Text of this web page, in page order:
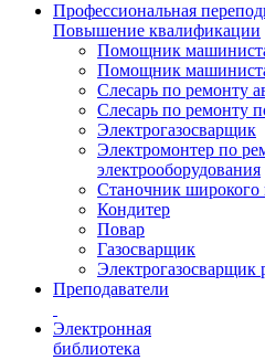
Профессиональная
Повышение квалификации
Помощник машиниста
Помощник машиниста
Слесарь по ремонту
Слесарь по ремонту
Электрогазосварщик
Электромонтер по
электрооборудования
Станочник широкого
Кондитер
Повар
Газосварщик
Электрогазосварщик
Преподаватели
Электронная
библиотека